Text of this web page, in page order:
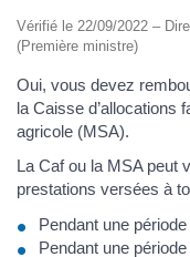
Vérifié le 22/09/2022 –
(Première ministre)
Oui, vous devez
la Caisse d’allocations
agricole (MSA).
La Caf ou la MSA peut
prestations versées à
Pendant une période
Pendant une période